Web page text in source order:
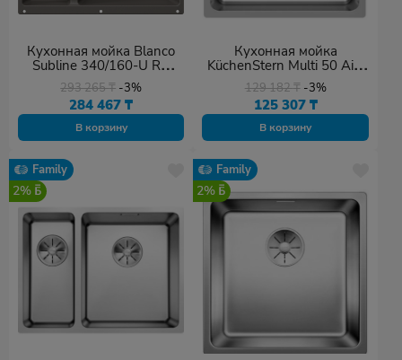
Кухонная мойка Blanco
Subline 340/160-U RH
вулканический серый
(527346) 55.5х46х19 см,
искусственный гранит,
тон вулканический серый
293 265₸ -3%
284 467₸
В корзину
Кухонная мойка
KüchenStern Multi 50 AiSi
552SS50 нержавеющая
сталь
129 182₸ -3%
125 307 ₸
В корзину
Family
2%
Family
2%